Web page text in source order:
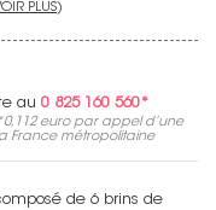
PLUS)
au 0 825 160 560*
0,112 europar appel d’une
France métropolitaine
de 6 brins de